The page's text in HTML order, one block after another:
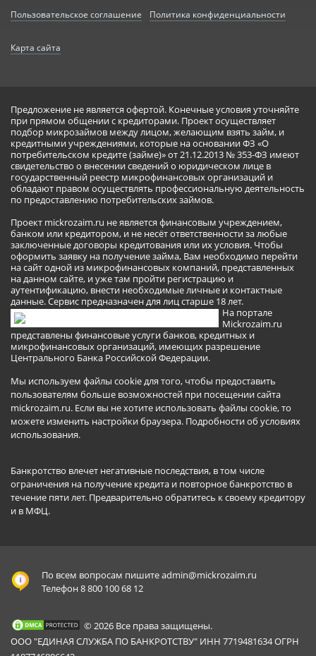
Пользовательское соглашение Политика конфиденциальности
Карта сайта
Предложение не является офертой. Конечные условия уточняйте
при прямом общении с кредиторами. Проект осуществляет
подбор микрозаймов между лицом, желающим взять займ, и
кредитными учреждениями, которые на основании ФЗ «О
потребительском кредите (займе)» от 21.12.2013 № 353-ФЗ имеют
свидетельство о внесении сведений о юридическом лице в
государственный реестр микрофинансовых организаций и
обладают правом осуществлять профессиональную деятельность
по предоставлению потребительских займов.
Проект mickrozaim.ru не является финансовым учреждением,
банком или кредитором, и не несёт ответственности за любые
заключенные договоры кредитования или их условия. Чтобы
оформить заявку на получение займа, Вам необходимо перейти
на сайт одной из микрофинансовых компаний, представленных
на данном сайте, и уже там пройти регистрацию и
аутентификацию, внести необходимые личные и контактные
данные. Сервис предназначен для лиц старше 18 лет.
На портале
Mickrozaim.ru
представлены финансовые услуги банков, кредитных и
микрофинансовых организаций, имеющих разрешение
Центрального Банка Российской Федерации.
Мы используем файлы cookie для того, чтобы предоставить
пользователям больше возможностей при посещении сайта
mickrozaim.ru. Если вы не хотите использовать файлы cookie, то
можете изменить настройки браузера. Подробности об условиях
использования.
Банкротство влечет негативные последствия, в том числе
ограничения на получение кредита и повторное банкротство в
течение пяти лет. Предварительно обратитесь к своему кредитору
и в МФЦ.
По всем вопросам пишитеadmin@mickrozaim.ru
Телефон 8 800 100 68 12
© 2026 Все права защищены.
ООО "ЕДИНАЯ СЛУЖБА ПО БАНКРОТСТВУ" ИНН 7719481634 ОГРН